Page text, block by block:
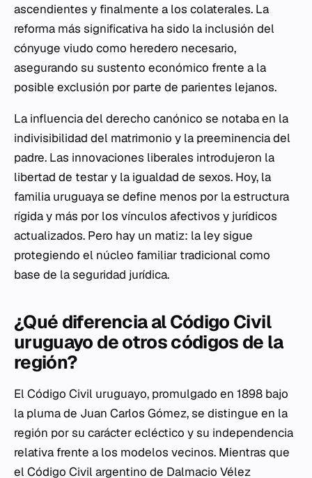
ascendientes y finalmente a los colaterales. La
reforma más significativa ha sido la inclusión del
cónyuge viudo como heredero necesario,
asegurando su sustento económico frente a la
posible exclusión por parte de parientes lejanos.
La influencia del derecho canónico se notaba en la
indivisibilidad del matrimonio y la preeminencia del
padre. Las innovaciones liberales introdujeron la
libertad de testar y la igualdad de sexos. Hoy, la
familia uruguaya se define menos por la estructura
rígida y más por los vínculos afectivos y jurídicos
actualizados. Pero hay un matiz: la ley sigue
protegiendo el núcleo familiar tradicional como
base de la seguridad jurídica.
¿Qué diferencia al Código Civil
uruguayo de otros códigos de la
región?
El Código Civil uruguayo, promulgado en 1898 bajo
la pluma de Juan Carlos Gómez, se distingue en la
región por su carácter ecléctico y su independencia
relativa frente a los modelos vecinos. Mientras que
el Código Civil argentino de Dalmacio Vélez